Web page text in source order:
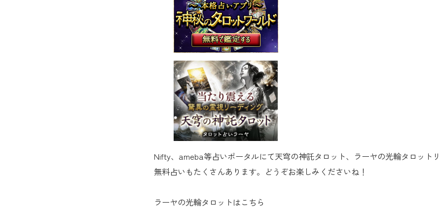
Nifty、ameba等占いポータルにて天穹の神託タロット、ラーヤの光輪タロットリ
無料占いもたくさんあります。どうぞお楽しみくださいね！
ラーヤの光輪タロットはこちら